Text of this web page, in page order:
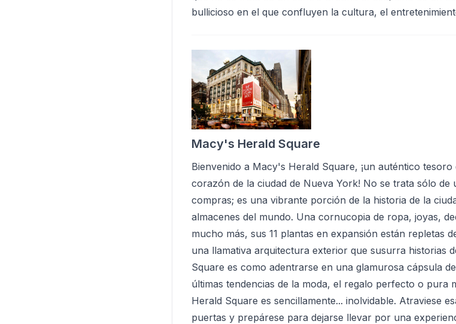
bullicioso en el que confluyen la cultura, el
Macy's Herald Square
Bienvenido a Macy's Herald Square, ¡un auténtico
corazón de la ciudad de Nueva York! No se trata sólo de
compras; es una vibrante porción de la historia de la
almacenes del mundo. Una cornucopia de ropa, joyas,
mucho más, sus 11 plantas en expansión están repletas
una llamativa arquitectura exterior que susurra historias
Square es como adentrarse en una glamurosa cápsula
últimas tendencias de la moda, el regalo perfecto o pura
Herald Square es sencillamente... inolvidable. Atraviese
puertas y prepárese para dejarse llevar por una